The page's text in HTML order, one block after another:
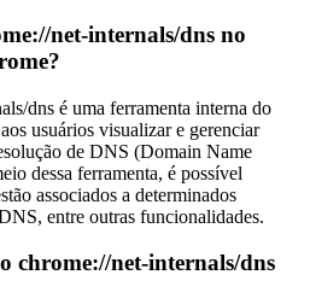
net-internals/dns no
dns é uma ferramenta interna do
usuários visualizar e gerenciar
de DNS (Domain Name
dessa ferramenta, é possível
associados a determinados
entre outras funcionalidades.
chrome://net-internals/dns